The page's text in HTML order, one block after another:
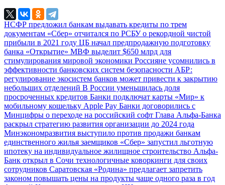
НСФР предложил банкам выдавать кредиты по трем
документам «Сбер» отчитался по РСБУ о рекордной чистой
прибыли в 2021 году ЦБ начал предпродажную подготовку
банка «Открытие» МВФ выделит $650 млрд для
стимулирования мировой экономики Россияне усомнились в
эффективности банковских систем безопасности АБР:
регулирование экосистем банков может привести к закрытию
небольших отделений В России уменьшилась доля
просроченных кредитов Банки подключат карты «Мир» к
мобильному кошельку Apple Pay Банки договорились с
Минцифры о переходе на российский софт Глава Альфа-Банка
раскрыл стратегию развития организации до 2024 года
Минэкономразвития выступило против продажи банкам
единственного жилья заемщиков «Сбер» запустил льготную
ипотеку на индивидуальное жилищное строительство Альфа-
Банк открыл в Сочи технологичные коворкинги для своих
сотрудников Саратовская «Родина» предлагает запретить
законом повышать цены на продукты чаще одного раза в год